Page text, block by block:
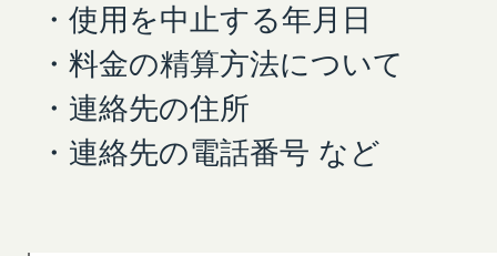
・使用を中止する年月日
・料金の精算方法について
・連絡先の住所
・連絡先の電話番号 など